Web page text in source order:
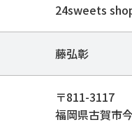
24sweets
藤弘彰
〒811-3117
福岡県古賀市